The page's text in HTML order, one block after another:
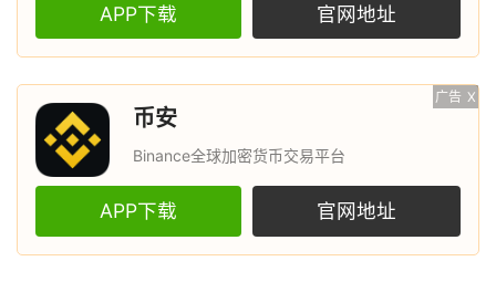
APP下载 官网地址
广告 X
币安
Binance全球加密货币交易平台
APP下载 官网地址